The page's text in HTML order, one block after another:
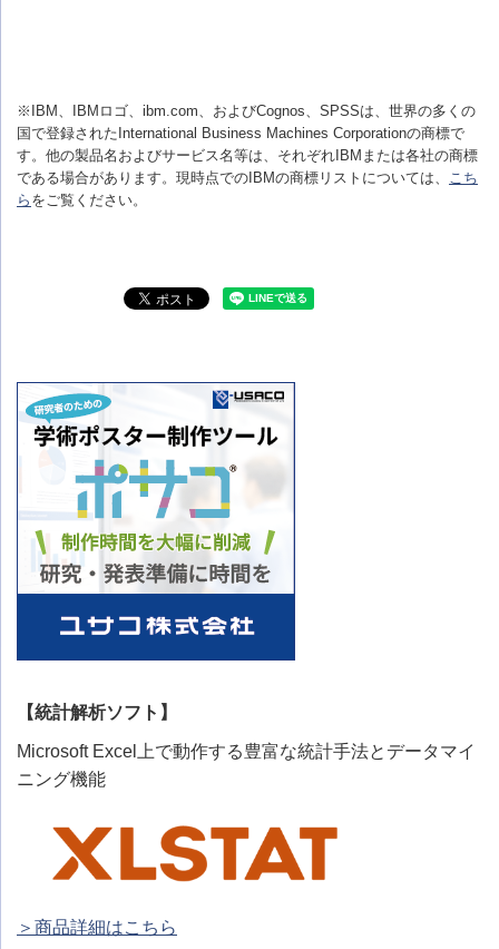
※IBM、IBMロゴ、ibm.com、およびCognos、SPSSは、世界の多くの
国で登録されたInternational Business Machines Corporationの商標で
す。他の製品名およびサービス名等は、それぞれIBMまたは各社の商標
である場合があります。現時点でのIBMの商標リストについては、 こち
ら をご覧ください。
【統計解析ソフト】
Microsoft Excel上で動作する豊富な統計手法とデータマイ
ニング機能
＞商品詳細はこちら